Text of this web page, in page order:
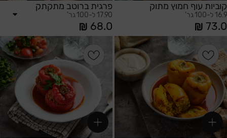
קוביות עוף חמוץ מתוק
16.9 ל-100 גר'
73.0
פרגית ברוטב מתקתק
17.90 ל-100 גר'
68.0
הוספה לסל הוספה לסל